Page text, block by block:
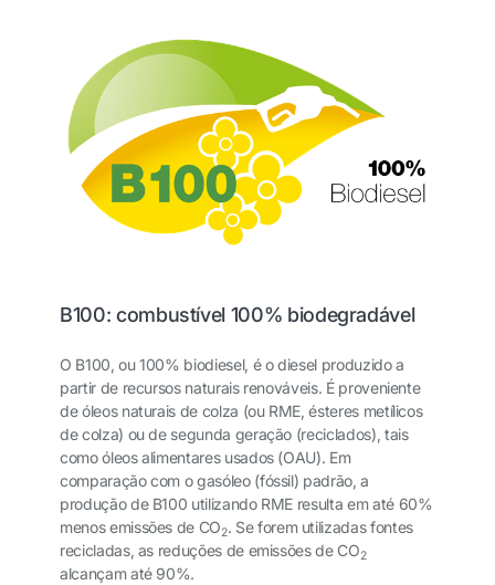
B100: combustível 100% biodegradável
O B100, ou 100% biodiesel, é o diesel produzido a
partir de recursos naturais renováveis. É proveniente
de óleos naturais de colza (ou RME, ésteres metílicos
de colza) ou de segunda geração (reciclados), tais
como óleos alimentares usados (OAU). Em
comparação com o gasóleo (fóssil) padrão, a
produção de B100 utilizando RME resulta em até 60%
menos emissões de CO2. Se forem utilizadas fontes
recicladas, as reduções de emissões de CO2
alcançam até 90%.